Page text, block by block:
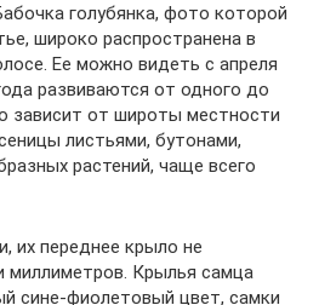
голубянка, фото которой
широко распространена в
Ее можно видеть с апреля
развиваются от одного до
зависит от широты местности
листьями, бутонами,
растений, чаще всего
их переднее крыло не
миллиметров. Крылья самца
сине-фиолетовый цвет, самки